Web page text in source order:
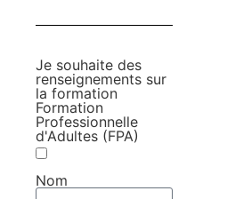
Je souhaite des
renseignements sur
la formation
Formation
Professionnelle
d'Adultes (FPA)
Nom